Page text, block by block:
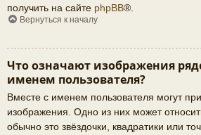
получить на сайте phpBB®.
Вернуться к началу
Что означают изображения
именем пользователя?
Вместе с именем пользователя могут
изображения. Одно из них может
обычно это звёздочки, квадратики или